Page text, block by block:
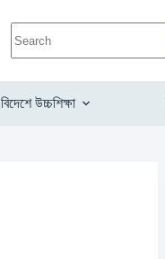
বিদেশে উচ্চশিক্ষা